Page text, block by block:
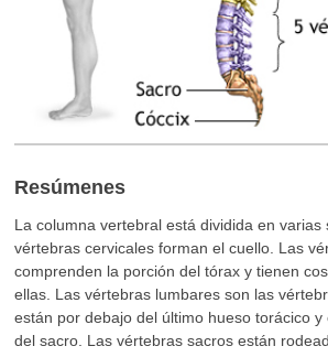
Resúmenes
La columna vertebral está dividida en varias
vértebras cervicales forman el cuello. Las
comprenden la porción del tórax y tienen
ellas. Las vértebras lumbares son las
están por debajo del último hueso torácico
del sacro. Las vértebras sacros están